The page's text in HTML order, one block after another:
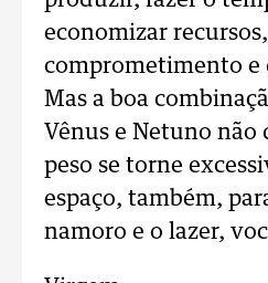
economizar
comprometimento e
Mas a boa
Vênus e Netuno não
peso se torne
espaço, também,
namoro e o lazer,